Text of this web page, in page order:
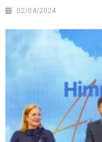
02/04/2024